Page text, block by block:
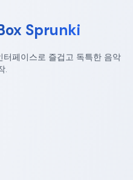
Sprunki
페이스로 즐겁고 독특한 음악
.